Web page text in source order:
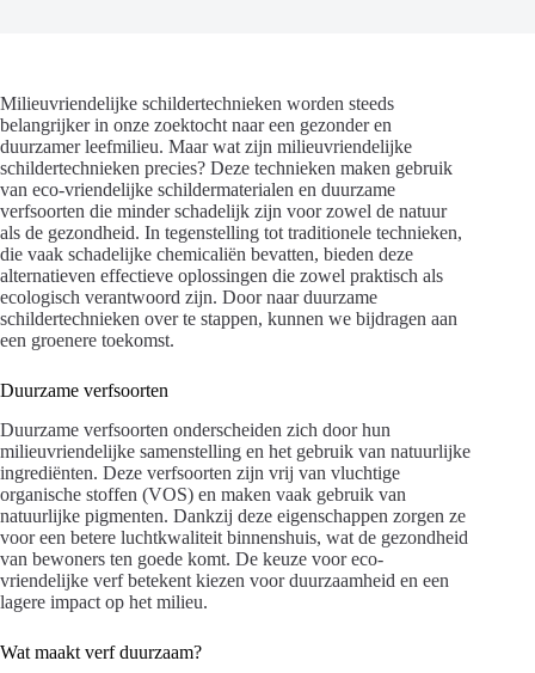
Milieuvriendelijke schildertechnieken worden steeds
belangrijker in onze zoektocht naar een gezonder en
duurzamer leefmilieu. Maar wat zijn milieuvriendelijke
schildertechnieken precies? Deze technieken maken gebruik
van eco-vriendelijke schildermaterialen en duurzame
verfsoorten die minder schadelijk zijn voor zowel de natuur
als de gezondheid. In tegenstelling tot traditionele technieken,
die vaak schadelijke chemicaliën bevatten, bieden deze
alternatieven effectieve oplossingen die zowel praktisch als
ecologisch verantwoord zijn. Door naar duurzame
schildertechnieken over te stappen, kunnen we bijdragen aan
een groenere toekomst.
Duurzame verfsoorten
Duurzame verfsoorten onderscheiden zich door hun
milieuvriendelijke samenstelling en het gebruik van natuurlijke
ingrediënten. Deze verfsoorten zijn vrij van vluchtige
organische stoffen (VOS) en maken vaak gebruik van
natuurlijke pigmenten. Dankzij deze eigenschappen zorgen ze
voor een betere luchtkwaliteit binnenshuis, wat de gezondheid
van bewoners ten goede komt. De keuze voor eco-
vriendelijke verf betekent kiezen voor duurzaamheid en een
lagere impact op het milieu.
Wat maakt verf duurzaam?